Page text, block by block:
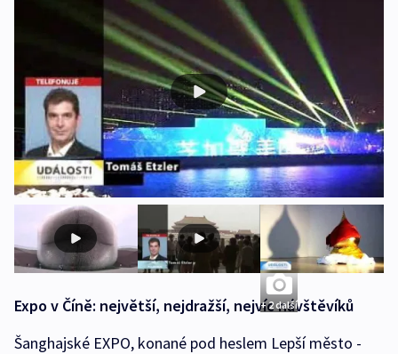
+ 2 další
Expo v Číně: největší, nejdražší, nejvíc návštěvíků
Šanghajské EXPO, konané pod heslem Lepší město -